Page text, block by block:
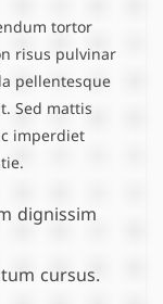
tortor
risus pulvinar
pellentesque
Sed mattis
imperdiet
dignissim
cursus.